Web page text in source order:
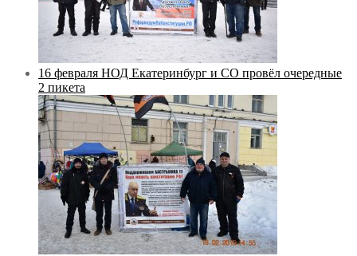
16 февраля НОД Екатеринбург и СО провёл очередные
2 пикета